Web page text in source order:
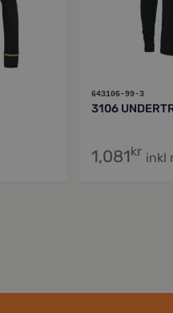
643106-99-3
3106
1,081kr inkl